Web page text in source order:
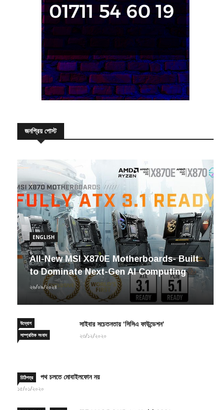
জনপ্রিয় পোস্ট
ENGLISH
All-New MSI X870E Motherboards- Built
to Dominate Next-Gen AI Computing
২৬/০৯/২০২৪
উদ্যোগ
সাম্প্রতিক সংবাদ
সাইবার সচেতনতায় ‘সিসিএ ফাউন্ডেশন’
২৩/১২/২০২০
চিঠিপত্র পথ চলতে মোবাইলফোন নয়
১৫/০১/২০২০